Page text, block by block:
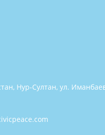
Нур-Султан, ул.